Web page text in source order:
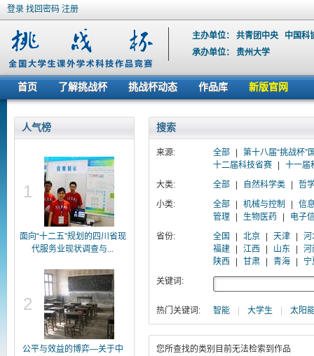
登录 找回密码 注册
主办单位：共青团中央
中国科
承办单位：贵州大学
首页 了解挑战杯 挑战杯动态 作品库 新版官网
人气榜
1
面向“十二五”规划的四川省现
代服务业现状调查与...
2
公平与效益的博弈—关于中
搜索
来源: 全部
第十八届“挑战杯”
十二届科技省赛
十一届
大类:
全部 自然科学类
哲
小类:
全部 机械与控制
信
管理
生物医药
电子
省份:
全国 北京 天津
河
福建
江西 山东
河
陕西
甘肃 青海
宁
关键词:
热门关键词: 智能 大学生 太阳
您所查找的类别目前无法检索到作品